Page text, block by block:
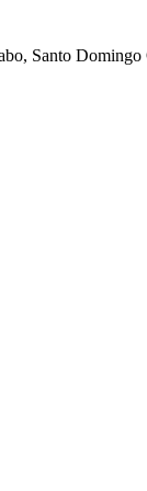
Santo Domingo